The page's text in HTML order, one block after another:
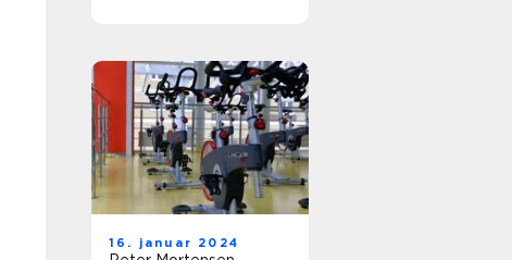
tusindvis af
tilskuere og tv-
seere hvert år
16. januar 2024